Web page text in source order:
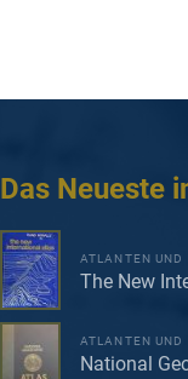
Das Neueste
ATLANTEN UND
The New
ATLANTEN UND
National